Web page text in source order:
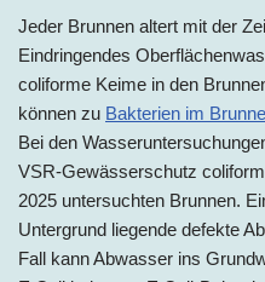
Jeder Brunnen altert mit der
Eindringendes
coliforme Keime in den
können zu Bakterien im
Bei den
VSR-Gewässerschutz
2025 untersuchten Brunnen.
Untergrund liegende defekte
Fall kann Abwasser ins